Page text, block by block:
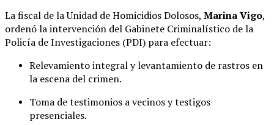
La fiscal de la Unidad de Homicidios Dolosos, Marina Vigo,
ordenó la intervención del Gabinete Criminalístico de la
Policía de Investigaciones (PDI) para efectuar:
Relevamiento integral y levantamiento de rastros en
la escena del crimen.
Toma de testimonios a vecinos y testigos
presenciales.